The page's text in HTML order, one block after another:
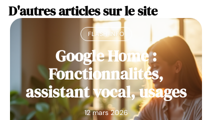
D'autres articles sur le site
FLASH INFO
Google Home :
Fonctionnalités,
assistant vocal, usages
12 mars 2026